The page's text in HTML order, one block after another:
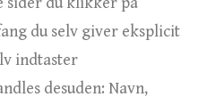
du selv giver eksplicit
indtaster
desuden: Navn,